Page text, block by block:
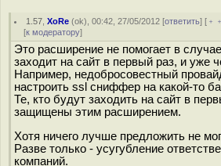
1.57 ,XoRe (ok), 00:42, 27/05/2012 [ответить] [
[к модератору]
Это расширение не помогает в
заходит на сайт в первый раз, и уже
Например, недобросовестный
настроить ssl сниффер на какой-то
Те, кто будут заходить на сайт в
защищены этим расширением.
Хотя ничего лучше предложить не
Разве только - усугубление
компаний.